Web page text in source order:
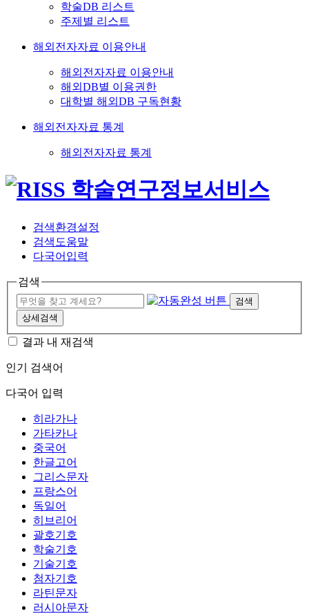
학술DB 리스트
주제별 리스트
해외전자자료 이용안내
해외전자자료 이용안내
해외DB별 이용권한
대학별 해외DB 구독현황
해외전자자료 통계
해외전자자료 통계
검색환경설정
검색도움말
다국어입력
검색
검색
상세검색
결과 내 재검색
인기 검색어
다국어 입력
히라가나
가타카나
중국어
한글고어
그리스문자
프랑스어
독일어
히브리어
괄호기호
학술기호
기술기호
첨자기호
라틴문자
러시아문자